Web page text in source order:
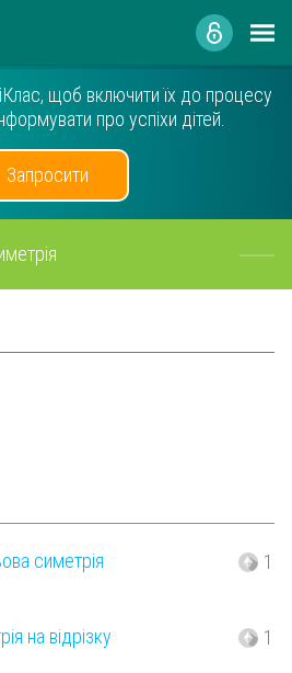
щоб включити їх до процесу
про успіхи дітей.
Запросити
симетрія 1
на відрізку 1